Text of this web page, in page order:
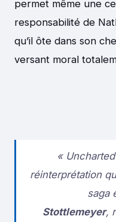
permet même une
responsabilité de
qu’il ôte dans son
versant moral
«
réinterprétation
saga
Stottlemeyer,